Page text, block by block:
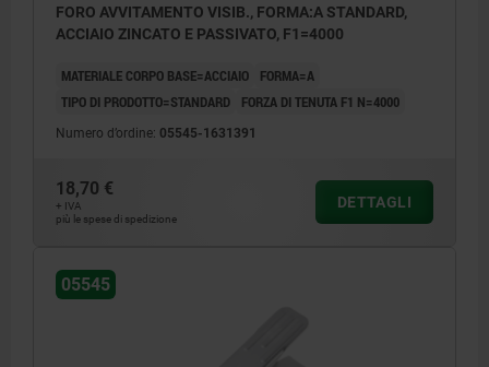
FORO AVVITAMENTO VISIB., FORMA:A STANDARD,
ACCIAIO ZINCATO E PASSIVATO, F1=4000
MATERIALE CORPO BASE=ACCIAIO
FORMA=A
TIPO DI PRODOTTO=STANDARD
FORZA DI TENUTA F1 N=4000
Numero d’ordine: 05545-1631391
18,70 €
+ IVA
più le spese di spedizione
DETTAGLI
05545